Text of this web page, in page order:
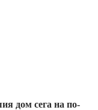
дом сега на по-